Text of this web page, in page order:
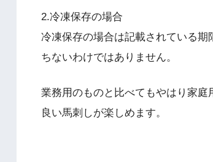
2.冷凍保存の場合
冷凍保存の場合は記載されている
ちないわけではありません。
業務用のものと比べてもやはり家
良い馬刺しが楽しめます。